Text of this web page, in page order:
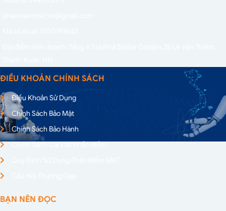
ĐIỀU KHOẢN CHÍNH SÁCH
Điều Khoản Sử Dụng
Chính Sách Bảo Mật
Chính Sách Bảo Hành
BẠN NÊN ĐỌC